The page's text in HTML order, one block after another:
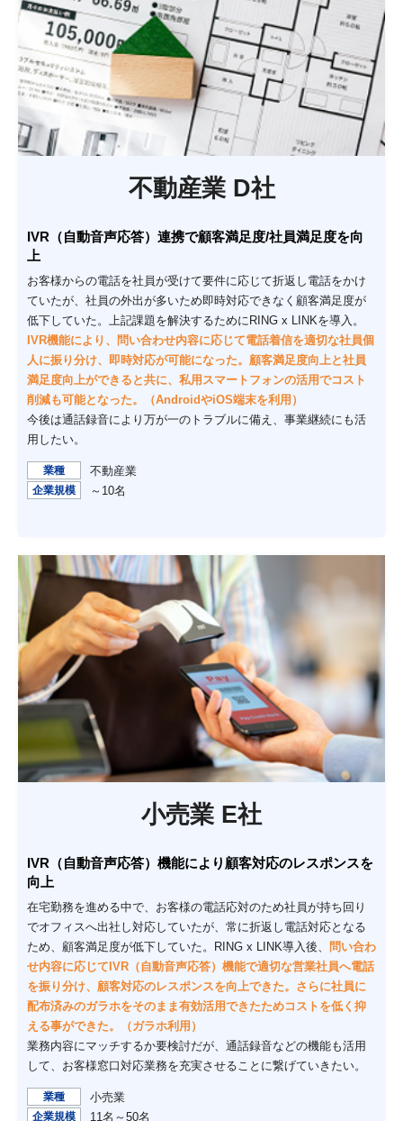
不動産業 D社
IVR（自動音声応答）連携で顧客満足度/社員満足度を向
上
お客様からの電話を社員が受けて要件に応じて折返し電話をかけ
ていたが、社員の外出が多いため即時対応できなく顧客満足度が
低下していた。上記課題を解決するためにRING x LINKを導入。
IVR機能により、問い合わせ内容に応じて電話着信を適切な社員個
人に振り分け、即時対応が可能になった。顧客満足度向上と社員
満足度向上ができると共に、私用スマートフォンの活用でコスト
削減も可能となった。（AndroidやiOS端末を利用）
今後は通話録音により万が一のトラブルに備え、事業継続にも活
用したい。
業種 不動産業
企業規模 ～10名
小売業 E社
IVR（自動音声応答）機能により顧客対応のレスポンスを
向上
在宅勤務を進める中で、お客様の電話応対のため社員が持ち回り
でオフィスへ出社し対応していたが、常に折返し電話対応となる
ため、顧客満足度が低下していた。RING x LINK導入後、
問い合わ
せ内容に応じてIVR（自動音声応答）機能で適切な営業社員へ電話
を振り分け、顧客対応のレスポンスを向上できた。さらに社員に
配布済みのガラホをそのまま有効活用できたためコストを低く抑
える事ができた。（ガラホ利用）
業務内容にマッチするか要検討だが、通話録音などの機能も活用
して、お客様窓口対応業務を充実させることに繋げていきたい。
業種 小売業
企業規模 11名～50名